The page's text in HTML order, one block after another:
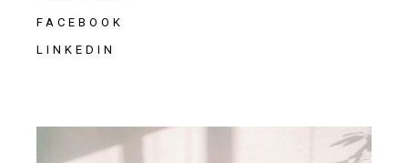
FACEBOOK
LINKEDIN